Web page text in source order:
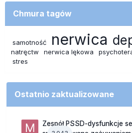
Chmura tagów
samotność nerwica
natręctw
nerwica lękowa
stres
Ostatnio zaktualizowane
Zespół PSSD-dysfunkcje